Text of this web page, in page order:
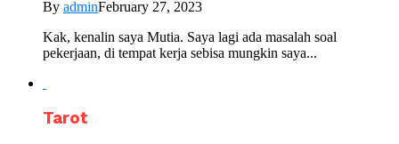
By adminFebruary 27, 2023
Kak, kenalin saya Mutia. Saya lagi ada masalah soal
pekerjaan, di tempat kerja sebisa mungkin saya...
Tarot